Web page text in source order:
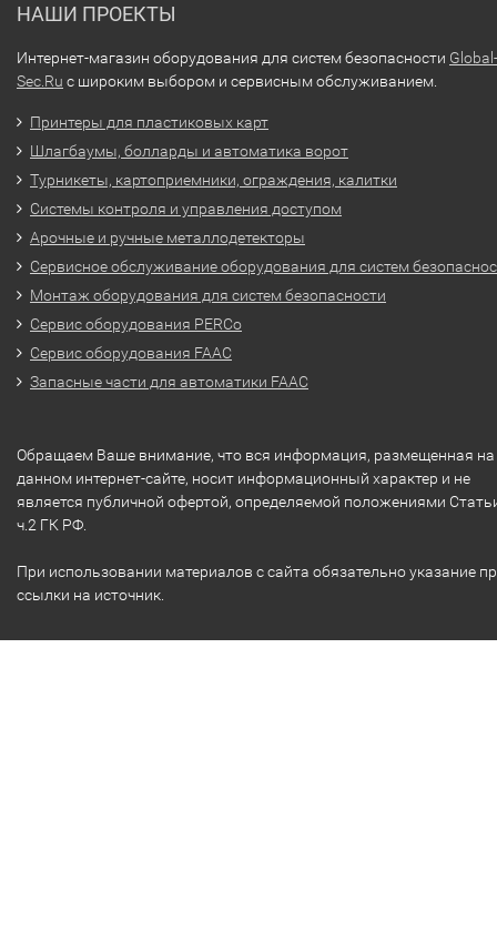
НАШИ ПРОЕКТЫ
Интернет-магазин оборудования для систем безопасности Global-
Sec.Ru с широким выбором и сервисным обслуживанием.
Принтеры для пластиковых карт
Шлагбаумы, болларды и автоматика ворот
Турникеты, картоприемники, ограждения, калитки
Системы контроля и управления доступом
Арочные и ручные металлодетекторы
Сервисное обслуживание оборудования для систем
Монтаж оборудования для систем безопасности
Сервис оборудования PERCo
Сервис оборудования FAAC
Запасные части для автоматики FAAC
Обращаем Ваше внимание, что вся информация, размещенная на
данном интернет-сайте, носит информационный характер и не
является публичной офертой, определяемой положениями
ч.2 ГК РФ.
При использовании материалов с сайта обязательно указание
ссылки на источник.